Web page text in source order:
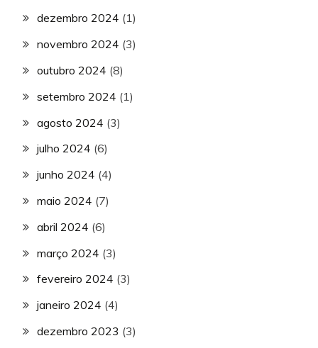
dezembro 2024 (1)
novembro 2024 (3)
outubro 2024 (8)
setembro 2024 (1)
agosto 2024 (3)
julho 2024 (6)
junho 2024 (4)
maio 2024 (7)
abril 2024 (6)
março 2024 (3)
fevereiro 2024 (3)
janeiro 2024 (4)
dezembro 2023 (3)